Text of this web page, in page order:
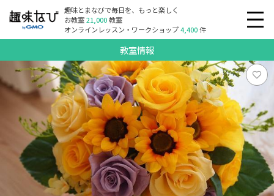
趣味とまなびで毎日を、もっと楽しく
お教室21,000教室
オンラインレッスン・ワークショップ4,400件
教室情報